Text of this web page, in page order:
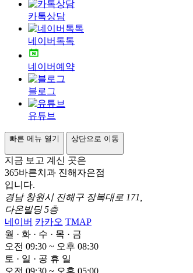
카톡상담
네이버톡톡
네이버예약
블로그
유튜브
빠른 메뉴 열기 상단으로 이동
지금 보고 계신 곳은
365바른치과 진해자은점
입니다.
경남 창원시 진해구 장복대로 171,
다온빌딩 5층
네이버 카카오 TMAP
월 · 화 · 수 · 목 · 금
오전 09:30 ~ 오후 08:30
토 · 일 · 공 휴 일
오전 09:30 ~ 오후 05:00